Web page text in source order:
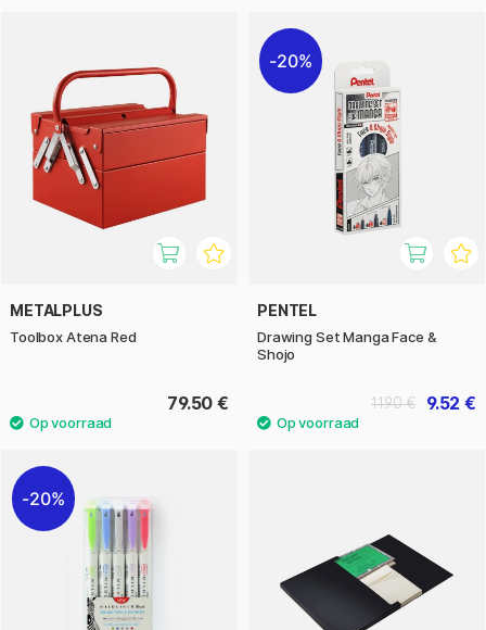
METALPLUS
Toolbox Atena Red
79.50 €
20%
PENTEL
Drawing Set Manga Face &
Shojo
9.52 €
11.90 €
20%